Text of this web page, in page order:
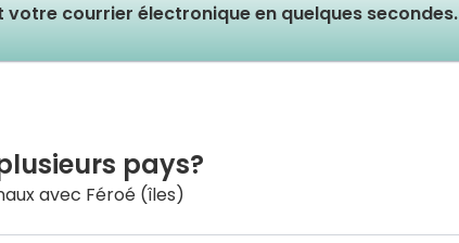
courrier électronique en quelques secondes.
pays?
avec Féroé (îles)